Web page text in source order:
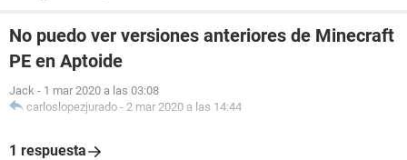
No puedo ver versiones anteriores de Minecraft
PE en Aptoide
Jack - 1 mar 2020 a las 03:08
carloslopezjurado - 2 mar 2020 a las 14:44
1 respuesta